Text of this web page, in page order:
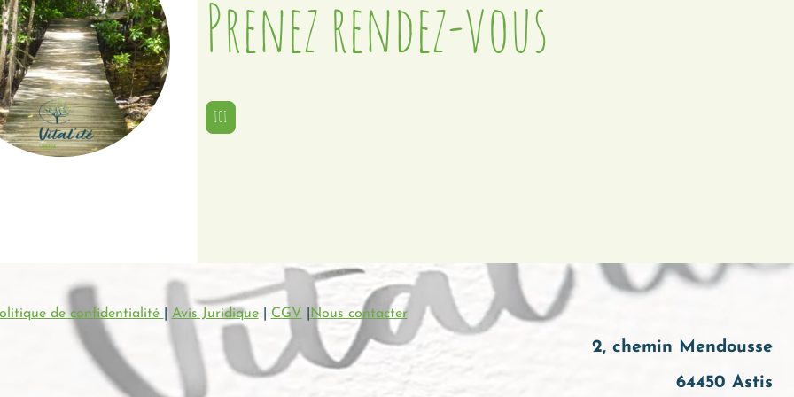
Prenez rendez-vous
ICI
de confidentialité Avis Juridique| CGV Nous contacter
2, chemin Mendousse
64450 Astis